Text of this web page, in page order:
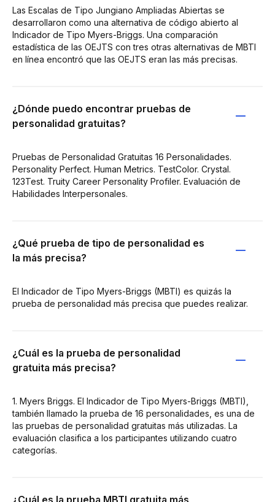
Las Escalas de Tipo Jungiano Ampliadas Abiertas se
desarrollaron como una alternativa de código abierto al
Indicador de Tipo Myers-Briggs. Una comparación
estadística de las OEJTS con tres otras alternativas de MBTI
en línea encontró que las OEJTS eran las más precisas.
¿Dónde puedo encontrar pruebas de
personalidad gratuitas?
Pruebas de Personalidad Gratuitas 16 Personalidades.
Personality Perfect. Human Metrics. TestColor. Crystal.
123Test. Truity Career Personality Profiler. Evaluación de
Habilidades Interpersonales.
¿Qué prueba de tipo de personalidad es
la más precisa?
El Indicador de Tipo Myers-Briggs (MBTI) es quizás la
prueba de personalidad más precisa que puedes realizar.
¿Cuál es la prueba de personalidad
gratuita más precisa?
1. Myers Briggs. El Indicador de Tipo Myers-Briggs (MBTI),
también llamado la prueba de 16 personalidades, es una de
las pruebas de personalidad gratuitas más utilizadas. La
evaluación clasifica a los participantes utilizando cuatro
categorías.
¿Cuál es la prueba MBTI gratuita más